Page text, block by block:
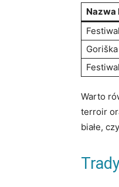
Nazwa
Warto
terroir
białe,‍